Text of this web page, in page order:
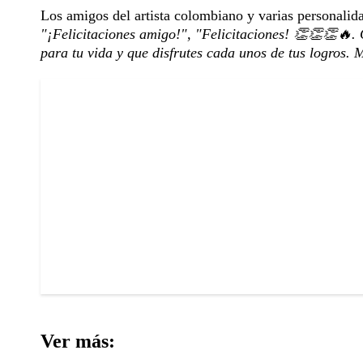
Los amigos del artista colombiano y varias
"¡Felicitaciones amigo!", "Felicitaciones! 👏👏👏🔥.
para tu vida y que disfrutes cada unos de tus logros.
Ver más: